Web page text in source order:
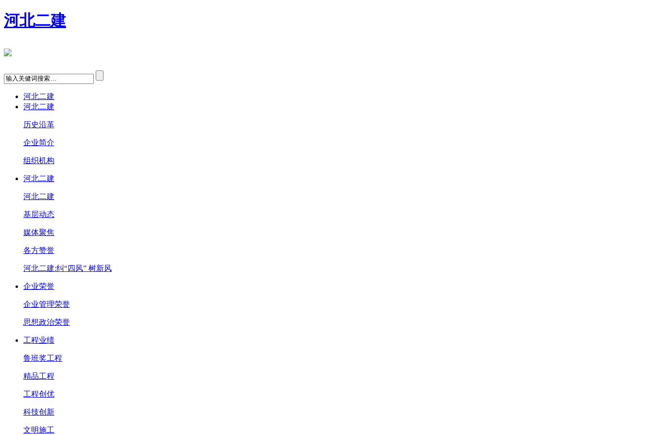
河北二建
河北二建
河北二建
历史沿革
企业简介
组织机构
河北二建
河北二建
基层动态
媒体聚焦
各方赞誉
河北二建:纠“四风” 树新风
企业荣誉
企业管理荣誉
思想政治荣誉
工程业绩
鲁班奖工程
精品工程
工程创优
科技创新
文明施工